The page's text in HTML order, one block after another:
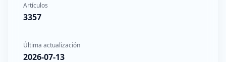
Artículos
3357
Última actualización
2026-07-13